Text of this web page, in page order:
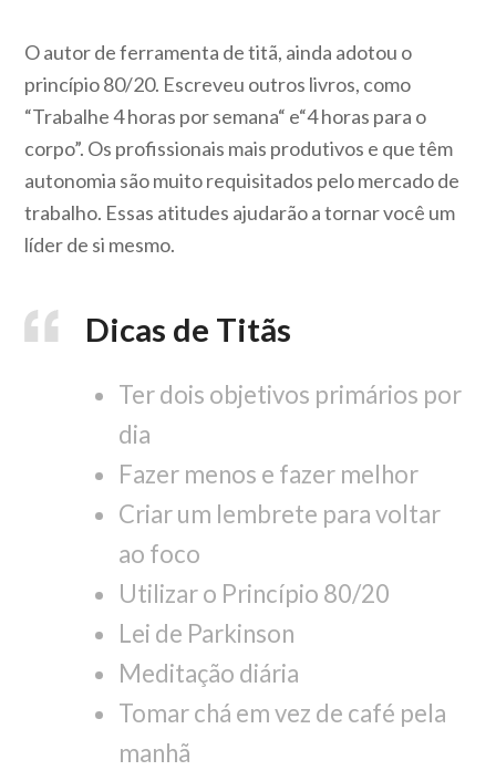
O autor de ferramenta de titã, ainda adotou o
princípio 80/20. Escreveu outros livros, como
“Trabalhe 4 horas por semana“ e“4 horas para o
corpo”. Os profissionais mais produtivos e que têm
autonomia são muito requisitados pelo mercado de
trabalho. Essas atitudes ajudarão a tornar você um
líder de si mesmo.
Dicas de Titãs
Ter dois objetivos primários por
dia
Fazer menos e fazer melhor
Criar um lembrete para voltar
ao foco
Utilizar o Princípio 80/20
Lei de Parkinson
Meditação diária
Tomar chá em vez de café pela
manhã